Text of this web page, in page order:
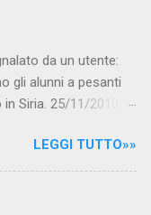
da un utente:
gli alunni a pesanti
Siria. 25/11/2010
al caso,
l'ambasciata siriana,
è emerso che il
LEGGI TUTTO»»